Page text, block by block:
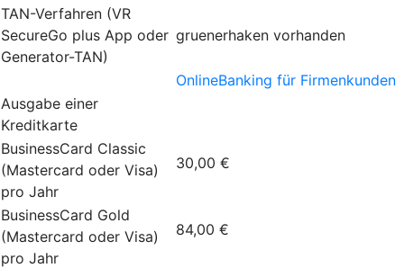
TAN-Verfahren (VR
SecureGo plus App oder
Generator-TAN)
gruenerhaken vorhanden
OnlineBanking für Firmenkunden
Ausgabe einer
Kreditkarte
BusinessCard Classic
(Mastercard oder Visa)
pro Jahr
30,00 €
BusinessCard Gold
(Mastercard oder Visa)
pro Jahr
84,00 €